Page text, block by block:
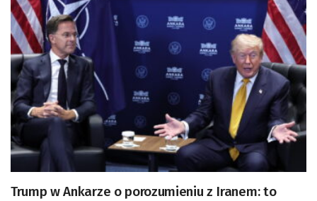
Trump w Ankarze o porozumieniu z Iranem: to